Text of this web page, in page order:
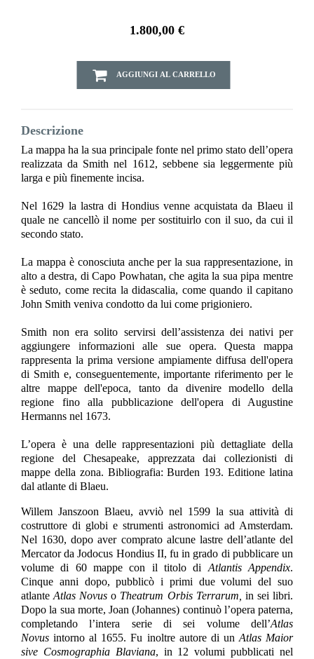
1.800,00 €
AGGIUNGI AL CARRELLO
Descrizione
La mappa ha la sua principale fonte nel primo stato dell’opera
realizzata da Smith nel 1612, sebbene sia leggermente più
larga e più finemente incisa.
Nel 1629 la lastra di Hondius venne acquistata da Blaeu il
quale ne cancellò il nome per sostituirlo con il suo, da cui il
secondo stato.
La mappa è conosciuta anche per la sua rappresentazione, in
alto a destra, di Capo Powhatan, che agita la sua pipa mentre
è seduto, come recita la didascalia, come quando il capitano
John Smith veniva condotto da lui come prigioniero.
Smith non era solito servirsi dell’assistenza dei nativi per
aggiungere informazioni alle sue opera. Questa mappa
rappresenta la prima versione ampiamente diffusa dell'opera
di Smith e, conseguentemente, importante riferimento per le
altre mappe dell'epoca, tanto da divenire modello della
regione fino alla pubblicazione dell'opera di Augustine
Hermanns nel 1673.
L’opera è una delle rappresentazioni più dettagliate della
regione del Chesapeake, apprezzata dai collezionisti di
mappe della zona. Bibliografia: Burden 193. Editione latina
dal atlante di Blaeu.
Willem Janszoon Blaeu, avviò nel 1599 la sua attività di
costruttore di globi e strumenti astronomici ad Amsterdam.
Nel 1630, dopo aver comprato alcune lastre dell’atlante del
Mercator da Jodocus Hondius II, fu in grado di pubblicare un
volume di 60 mappe con il titolo di Atlantis Appendix.
Cinque anni dopo, pubblicò i primi due volumi del suo
atlanteAtlas Novus o Theatrum Orbis Terrarum, in sei libri.
Dopo la sua morte, Joan (Johannes) continuò l’opera paterna,
completando l’intera serie di sei volume dell’Atlas
Novusintorno al 1655. Fu inoltre autore di un Atlas Maior
sive Cosmographia Blaviana, in 12 volumi pubblicati nel